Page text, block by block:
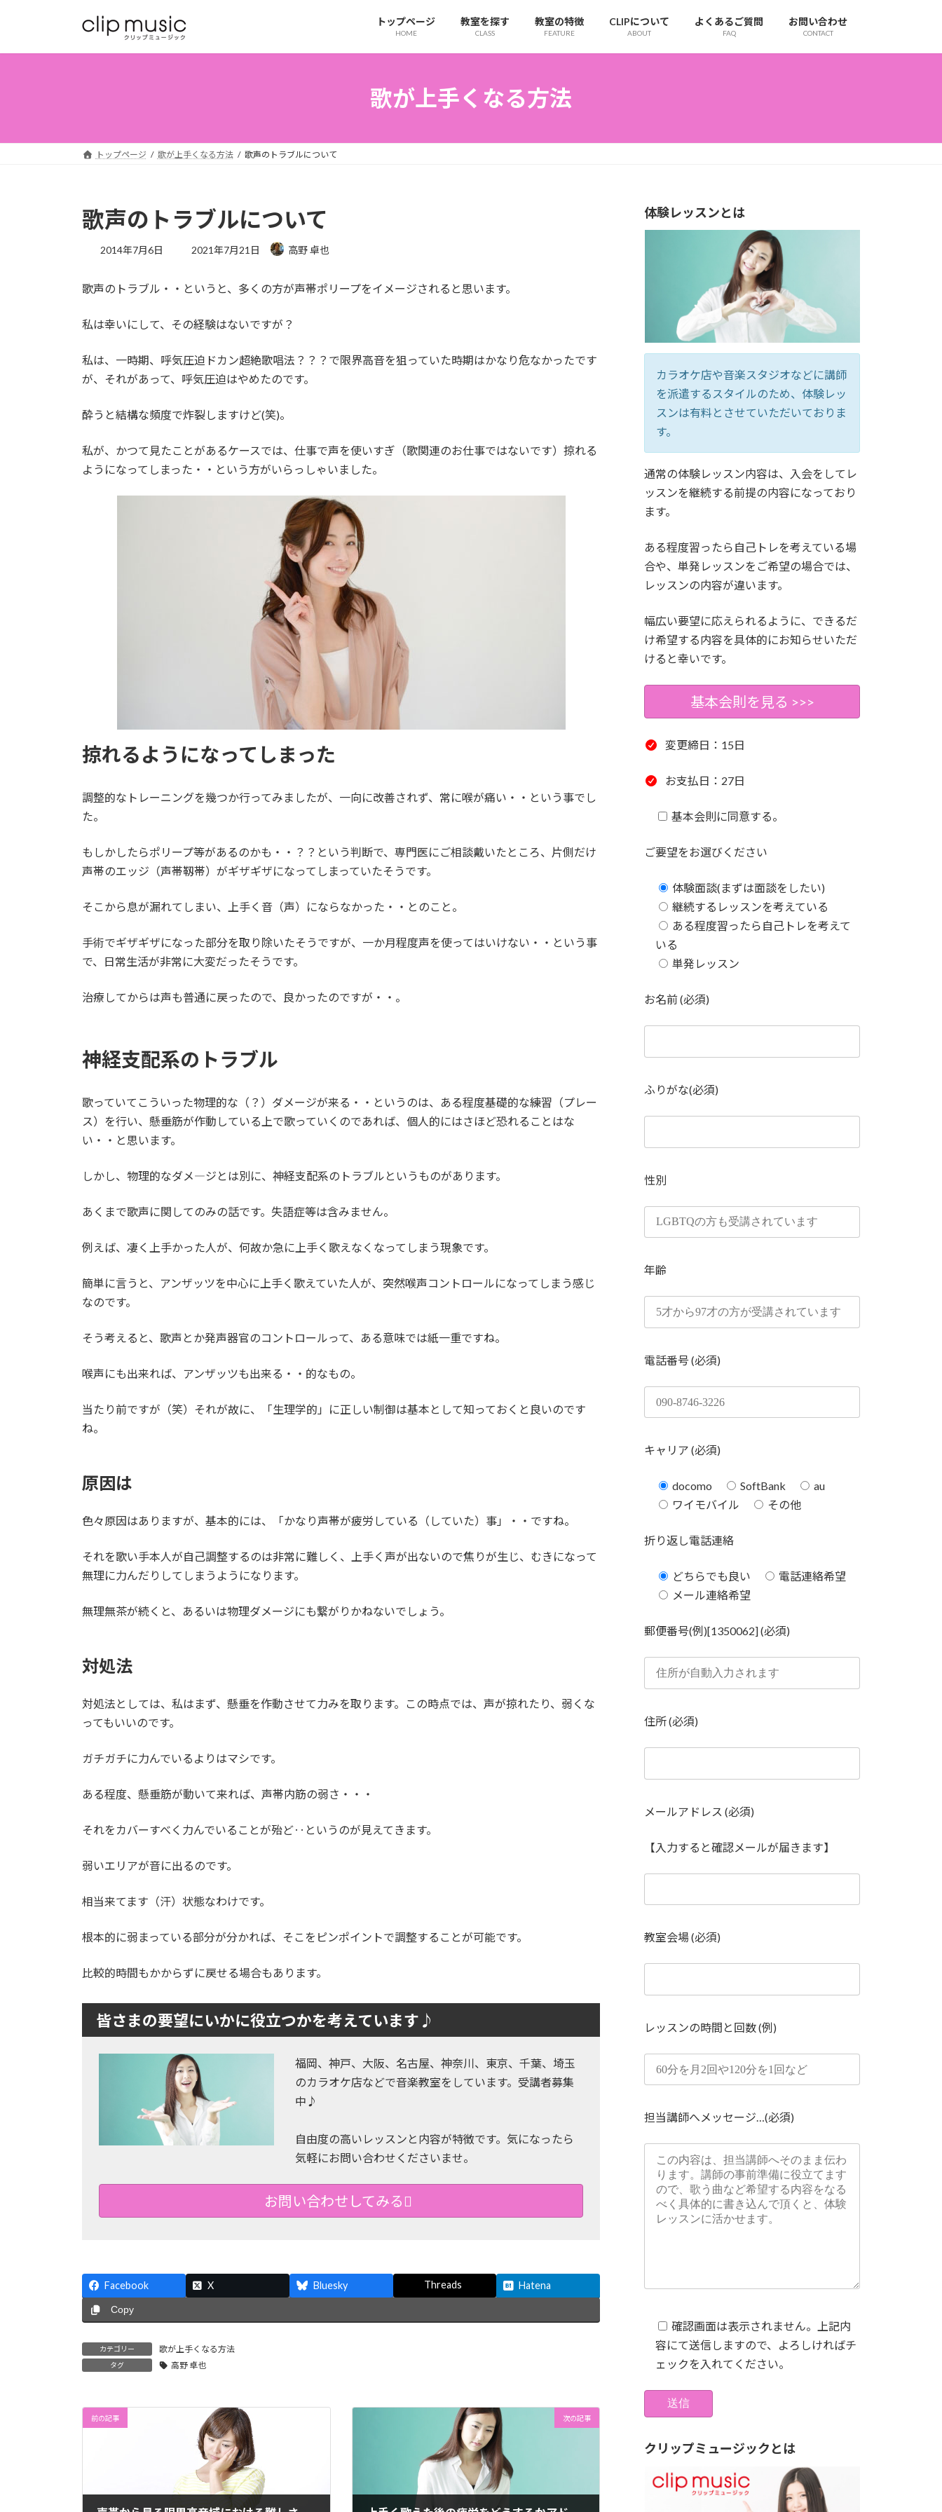
ッ
移
トップページ
HOME
教室を探す
CLASS
教室の特徴
FEATURE
CLIPについて
ABOUT
よくあるご質問
FAQ
お問い合わせ
CONTACT
歌が上手くなる方法
トップページ 歌が上手くなる方法 歌声のトラブルについて
歌声のトラブルについて
2014年7月6日
最
新
時
:
2021年7月21日 高野 卓也
歌声のトラブル・・というと、多くの方が声帯ポリープをイメージされると思います。
私は幸いにして、その経験はないですが？
私は、一時期、呼気圧迫ドカン超絶歌唱法？？？で限界高音を狙っていた時期はかなり危なかったです
が、それがあって、呼気圧迫はやめたのです。
酔うと結構な頻度で炸裂しますけど(笑)。
私が、かつて見たことがあるケースでは、仕事で声を使いすぎ（歌関連のお仕事ではないです）掠れる
ようになってしまった・・という方がいらっしゃいました。
掠れるようになってしまった
調整的なトレーニングを幾つか行ってみましたが、一向に改善されず、常に喉が痛い・・という事でし
た。
もしかしたらポリープ等があるのかも・・？？という判断で、専門医にご相談戴いたところ、片側だけ
声帯のエッジ（声帯靱帯）がギザギザになってしまっていたそうです。
そこから息が漏れてしまい、上手く音（声）にならなかった・・とのこと。
手術でギザギザになった部分を取り除いたそうですが、一か月程度声を使ってはいけない・・という事
で、日常生活が非常に大変だったそうです。
治療してからは声も普通に戻ったので、良かったのですが・・。
神経支配系のトラブル
歌っていてこういった物理的な（？）ダメージが来る・・というのは、ある程度基礎的な練習（プレー
ス）を行い、懸垂筋が作動している上で歌っていくのであれば、個人的にはさほど恐れることはな
い・・と思います。
しかし、物理的なダメ―ジとは別に、神経支配系のトラブルというものがあります。
あくまで歌声に関してのみの話です。失語症等は含みません。
例えば、凄く上手かった人が、何故か急に上手く歌えなくなってしまう現象です。
簡単に言うと、アンザッツを中心に上手く歌えていた人が、突然喉声コントロールになってしまう感じ
なのです。
そう考えると、歌声とか発声器官のコントロールって、ある意味では紙一重ですね。
喉声にも出来れば、アンザッツも出来る・・的なもの。
当たり前ですが（笑）それが故に、「生理学的」に正しい制御は基本として知っておくと良いのです
ね。
原因は
色々原因はありますが、基本的には、「かなり声帯が疲労している（していた）事」・・ですね。
それを歌い手本人が自己調整するのは非常に難しく、上手く声が出ないので焦りが生じ、むきになって
無理に力んだりしてしまうようになります。
無理無茶が続くと、あるいは物理ダメージにも繋がりかねないでしょう。
対処法
対処法としては、私はまず、懸垂を作動させて力みを取ります。この時点では、声が掠れたり、弱くな
ってもいいのです。
ガチガチに力んでいるよりはマシです。
ある程度、懸垂筋が動いて来れば、声帯内筋の弱さ・・・
それをカバーすべく力んでいることが殆ど‥というのが見えてきます。
弱いエリアが音に出るのです。
相当来てます（汗）状態なわけです。
根本的に弱まっている部分が分かれば、そこをピンポイントで調整することが可能です。
比較的時間もかからずに戻せる場合もあります。
皆さまの要望にいかに役立つかを考えています♪
福岡、神戸、大阪、名古屋、神奈川、東京、千葉、埼玉
のカラオケ店などで音楽教室をしています。受講者募集
中♪
自由度の高いレッスンと内容が特徴です。気になったら
気軽にお問い合わせくださいませ。
お問い合わせしてみる
Facebook X Bluesky Threads Hatena
Copy
カテゴリー 歌が上手くなる方法
タグ 高野 卓也
前の記事 次の記事
体験レッスンとは
カラオケ店や音楽スタジオなどに講師
を派遣するスタイルのため、体験レッ
スンは有料とさせていただいておりま
す。
通常の体験レッスン内容は、入会をしてレ
ッスンを継続する前提の内容になっており
ます。
ある程度習ったら自己トレを考えている場
合や、単発レッスンをご希望の場合では、
レッスンの内容が違います。
幅広い要望に応えられるように、できるだ
け希望する内容を具体的にお知らせいただ
けると幸いです。
基本会則を見る >>>
変更締日：15日
お支払日：27日
基本会則に同意する。
ご要望をお選びください
体験面談(まずは面談をしたい)
継続するレッスンを考えている
ある程度習ったら自己トレを考えて
いる
単発レッスン
お名前 (必須)
ふりがな(必須)
性別
年齢
電話番号 (必須)
キャリア (必須)
docomo SoftBank
au
ワイモバイル
その他
折り返し電話連絡
どちらでも良い
電話連絡希望
メール連絡希望
郵便番号(例)[1350062] (必須)
住所 (必須)
メールアドレス (必須)
【入力すると確認メールが届きます】
教室会場 (必須)
レッスンの時間と回数 (例)
担当講師へメッセージ…(必須)
確認画面は表示されません。上記内
容にて送信しますので、よろしければチ
ェックを入れてください。
クリップミュージックとは